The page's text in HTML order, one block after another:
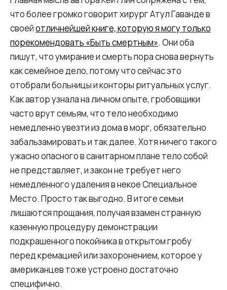
что более громко говорит хирург Атул Гаванде в
своейотличнейшей книге, которую я могу только
порекомендовать «Быть смертным». Они оба
пишут, что умирание и смерть пора снова вернуть
как семейное дело, потому что сейчас это
отобрали больницы и конторы ритуальных услуг.
Как автор узнала на личном опыте, гробовщики
часто врут семьям, что тело необходимо
немедленно увезти из дома в морг, обязательно
забальзамировать и так далее. Хотя ничего такого
ужасно опасного в санитарном плане тело собой
не представляет, и закон не требует него
немедленного удаления в некое Специальное
Место. Просто так выгодно. В итоге семьи
лишаются прощания, получая взамен странную
казенную процедуру демонстрации
подкрашенного покойника в открытом гробу
перед кремацией или захоронением, которое у
американцев тоже устроено достаточно
специфично.